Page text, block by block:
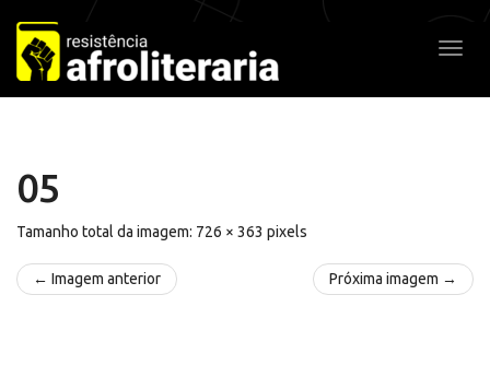
Pular
para
o
conteúdo
05
Tamanho total da imagem: 726 × 363 pixels
← Imagem anterior Próxima imagem →